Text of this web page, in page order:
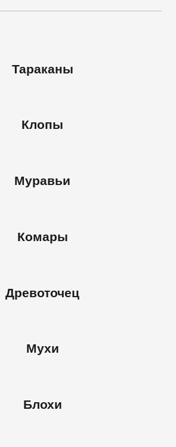
Тараканы
Клопы
Муравьи
Комары
Древоточец
Мухи
Блохи